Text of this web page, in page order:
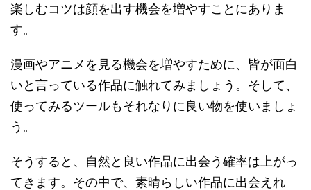
楽しむコツは顔を出す機会を増やすことにありま
す。
漫画やアニメを見る機会を増やすために、皆が面白
いと言っている作品に触れてみましょう。そして、
使ってみるツールもそれなりに良い物を使いましょ
う。
そうすると、自然と良い作品に出会う確率は上がっ
てきます。その中で、素晴らしい作品に出会えれ